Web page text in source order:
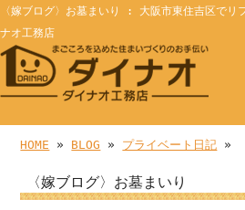
〈嫁ブログ〉お墓まいり : 大阪市東住吉区でリ
ナオ工務店
HOME » BLOG » プライベート日記 »
〈嫁ブログ〉お墓まいり